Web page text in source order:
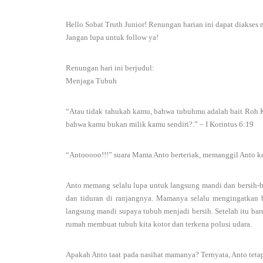
Hello Sobat Truth Junior! Renungan harian ini dapat
Jangan lupa untuk follow ya!
Renungan hari ini berjudul:
Menjaga Tubuh
“Atau tidak tahukah kamu, bahwa tubuhmu adalah bait
bahwa kamu bukan milik kamu sendiri?.” – I Korintus 6:19
“Antooooo!!!” suara Mama Anto berteriak, memanggil Anto
Anto memang selalu lupa untuk langsung mandi dan
dan tiduran di ranjangnya. Mamanya selalu mengingatkan
langsung mandi supaya tubuh menjadi bersih. Setelah itu
rumah membuat tubuh kita kotor dan terkena polusi udara.
Apakah Anto taat pada nasihat mamanya? Ternyata, Anto